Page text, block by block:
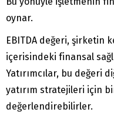
oynar.
EBITDA değeri, şirketin
içerisindeki finansal
Yatırımcılar, bu değeri
yatırım stratejileri için
değerlendirebilirler.